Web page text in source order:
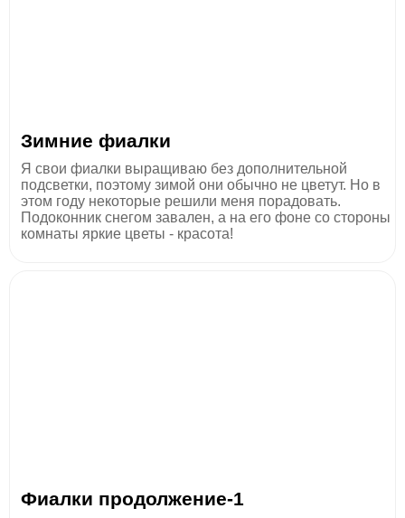
Зимние фиалки
Я свои фиалки выращиваю без дополнительной
подсветки, поэтому зимой они обычно не цветут. Но в
этом году некоторые решили меня порадовать.
Подоконник снегом завален, а на его фоне со стороны
комнаты яркие цветы - красота!
Фиалки продолжение-1